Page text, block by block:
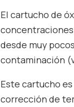
El cartucho de
desde muy
contaminación
Este cartucho
corrección de